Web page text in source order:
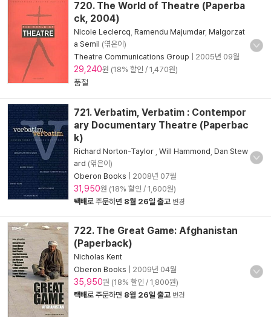
720. The World of Theatre (Paperba
ck, 2004)
Nicole Leclercq Ramendu Majumdar, Malgorzat
a Semil (엮은이)
Theatre Communications Group
2005년 09월
29,240원 (18% 할인 / 1,470원)
품절
721. Verbatim, Verbatim : Contempor
ary Documentary Theatre (Paperbac
k)
Richard Norton-Taylor Will Hammond Dan Stew
ard (엮은이)
Oberon Books
2008년 07월
31,950원 (18% 할인 / 1,600원)
택배로 주문하면 8월 26일 출고 변경
722. The Great Game: Afghanistan
(Paperback)
Nicholas Kent
Oberon Books
2009년 04월
35,950원 (18% 할인 / 1,800원)
택배로 주문하면 8월 26일 출고 변경